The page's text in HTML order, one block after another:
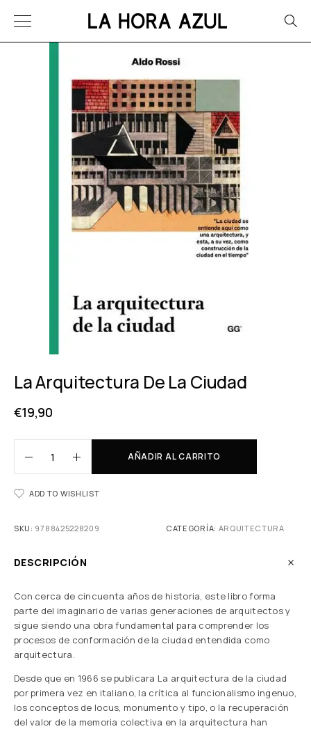
La Arquitectura De La Ciudad
€19,90
AÑADIR AL CARRITO
ADD TO WISHLIST
SKU: 9788425228209 CATEGORÍA: ARQUITECTURA
DESCRIPCIÓN
Con cerca de cincuenta años de historia, este libro forma
parte del imaginario de varias generaciones de arquitectos y
sigue siendo una obra fundamental para comprender los
procesos de conformación de la ciudad entendida como
arquitectura.
Desde que en 1966 se publicara La arquitectura de la ciudad
por primera vez en italiano, la crítica al funcionalismo ingenuo,
los conceptos de locus, monumento y tipo, o la recuperación
del valor de la memoria colectiva en la arquitectura han